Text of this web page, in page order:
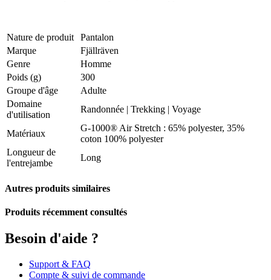
Nature de produit
Pantalon
Marque
Fjällräven
Genre
Homme
Poids (g)
300
Groupe d'âge
Adulte
Domaine
d'utilisation
Randonnée | Trekking | Voyage
Matériaux
G-1000® Air Stretch : 65% polyester, 35%
coton 100% polyester
Longueur de
l'entrejambe
Long
Autres produits similaires
Produits récemment consultés
Besoin d'aide ?
Support & FAQ
Compte & suivi de commande